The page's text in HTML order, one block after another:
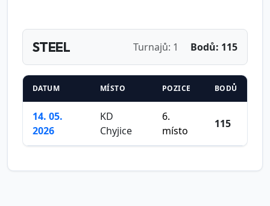
STEEL Turnajů: 1 Bodů: 115
DATUM MÍSTO POZICE BODŮ
14. 05.
2026
KD
Chyjice
6.
místo
115